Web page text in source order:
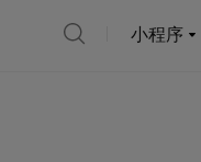
小程序